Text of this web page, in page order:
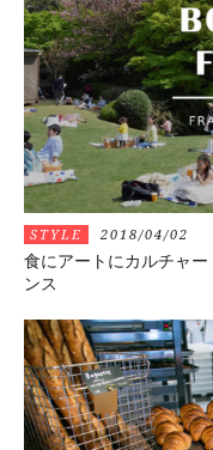
STYLE 2018/04/02
食にアートにカルチャ
ンス